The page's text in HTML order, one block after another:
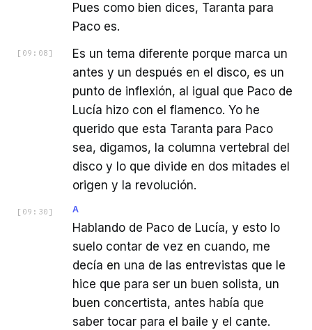
Pues como bien dices, Taranta para
Paco es.
[ 09:08 ]
Es un tema diferente porque marca un
antes y un después en el disco, es un
punto de inflexión, al igual que Paco de
Lucía hizo con el flamenco. Yo he
querido que esta Taranta para Paco
sea, digamos, la columna vertebral del
disco y lo que divide en dos mitades el
origen y la revolución.
[ 09:30 ] A
Hablando de Paco de Lucía, y esto lo
suelo contar de vez en cuando, me
decía en una de las entrevistas que le
hice que para ser un buen solista, un
buen concertista, antes había que
saber tocar para el baile y el cante.